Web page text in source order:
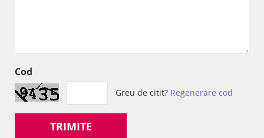
Cod
Greu de citit? Regenerare cod
TRIMITE